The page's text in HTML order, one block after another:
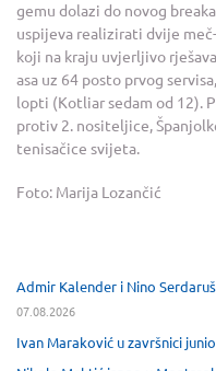
gemu dolazi do novog
uspijeva realizirati dvije
koji na kraju uvjerljivo
asa uz 64 posto prvog
lopti (Kotliar sedam od 12).
protiv 2. nositeljice,
tenisačice svijeta.
Foto: Marija Lozančić
Admir Kalender i Nino
07.08.2026
Ivan Maraković u završnici